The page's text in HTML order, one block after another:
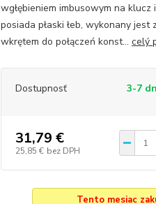
wgłębieniem imbusowym na
posiada płaski łeb, wykonany jest
wkrętem do połączeń konst... celý
Dostupnosť 3-7
31,79 €
25,85 € bez DPH
Tento mesiac